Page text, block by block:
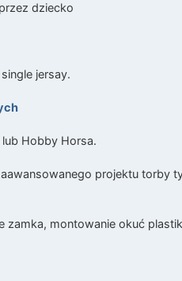
dziecko
jersay.
lub Hobby Horsa.
projektu torby
zamka, montowanie okuć